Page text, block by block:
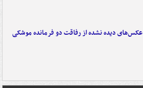
عکس‌های دیده نشده از رفاقت دو فرمانده‌ موشکی